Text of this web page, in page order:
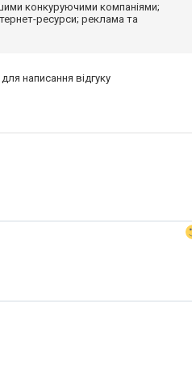
конкуруючими компаніями;
ресурси; реклама та
для написання відгуку